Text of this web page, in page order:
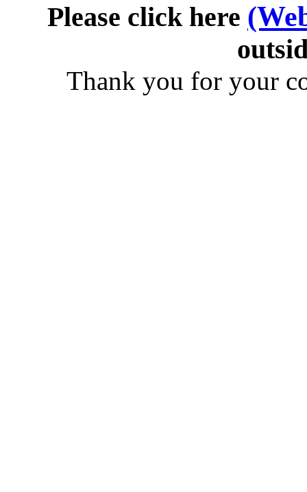
Please click here
Thank you for your